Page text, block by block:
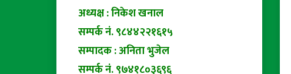
अध्यक्ष : निकेश खनाल
सम्पर्क नं. ९८४४२२१६१५
सम्पादक : अनिता भुजेल
सम्पर्क नं. ९७४१८०३६९६